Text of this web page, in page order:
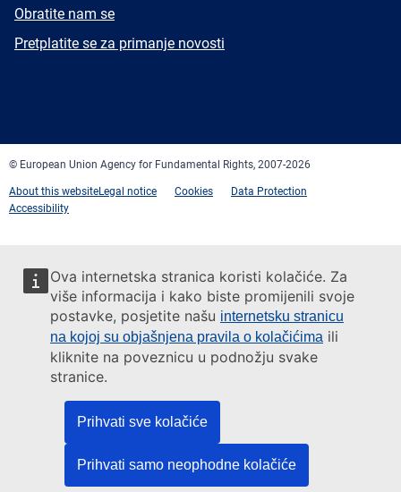
Ova internetska stranica koristi kolačiće. Za
više informacija i kako biste promijenili svoje
postavke, posjetite našu internetsku stranicu
na kojoj su objašnjena pravila o kolačićima ili
kliknite na poveznicu u podnožju svake
stranice.
Prihvati sve kolačiće
Prihvati samo neophodne kolačiće
E-
Obratite nam se
Newsletter
Pretplatite se za primanje novosti
© European Union Agency for Fundamental Rights, 2007-2026
About this websiteLegal notice Cookies
Data Protection
Accessibility